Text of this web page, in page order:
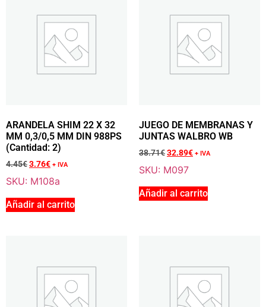
M108a
4.45€+ IVA
3.76€+ IVA
M109
+ IVA
ARANDELA SHIM 22 X 32
MM 0,3/0,5 MM DIN 988PS
(Cantidad: 2)
4.45€3.76€ + IVA
SKU: M108a
Añadir al carrito
JUEGO DE MEMBRANAS Y
JUNTAS WALBRO WB
38.71€32.89€ + IVA
SKU: M097
Añadir al carrito